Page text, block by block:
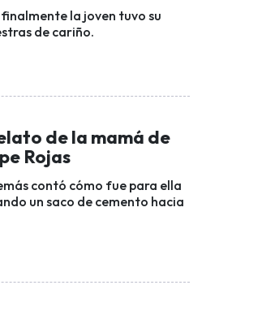
la joven tuvo su
de cariño.
de la mamá de
Rojas
contó cómo fue para ella
un saco de cemento hacia